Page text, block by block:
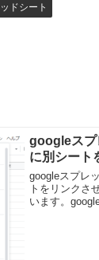
ドシート
googleスプ
に別シート
googleスプレ
トをリンクさ
います。